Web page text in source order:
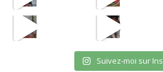
Suivez-moi sur